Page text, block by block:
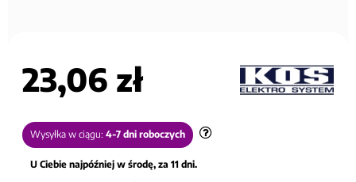
23,06 zł
Wysyłka w ciągu: 4-7 dni roboczych
U Ciebie najpóźniej w środę, za 11 dni.